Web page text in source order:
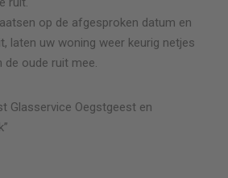
op de afgesproken datum en
laten uw woning weer keurig netjes
de oude ruit mee.
Glasservice Oegstgeesten